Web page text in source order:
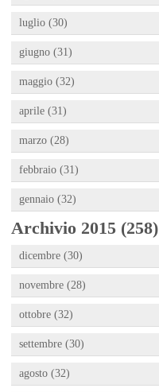
luglio (30)
giugno (31)
maggio (32)
aprile (31)
marzo (28)
febbraio (31)
gennaio (32)
Archivio 2015 (258)
dicembre (30)
novembre (28)
ottobre (32)
settembre (30)
agosto (32)